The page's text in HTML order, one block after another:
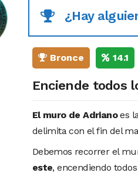
¿Hay
Bronce 14.1
Enciende todos
El muro de Adrianoes
delimita con el fin del
Debemos recorrer el
este, encendiendo